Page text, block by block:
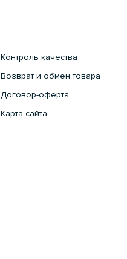
Контроль качества
Возврат и обмен товара
Договор-оферта
Карта сайта